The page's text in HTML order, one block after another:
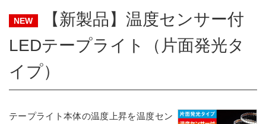
NEW
【新製品】温度センサー付
LEDテープライト（片面発光タ
イプ）
テープライト本体の温度上昇を温度セン